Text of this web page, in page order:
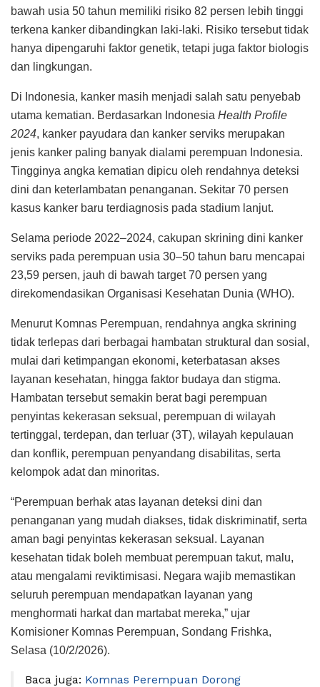
bawah usia 50 tahun memiliki risiko 82 persen lebih tinggi
terkena kanker dibandingkan laki-laki. Risiko tersebut tidak
hanya dipengaruhi faktor genetik, tetapi juga faktor biologis
dan lingkungan.
Di Indonesia, kanker masih menjadi salah satu penyebab
utama kematian. Berdasarkan Indonesia Health Profile
2024, kanker payudara dan kanker serviks merupakan
jenis kanker paling banyak dialami perempuan Indonesia.
Tingginya angka kematian dipicu oleh rendahnya deteksi
dini dan keterlambatan penanganan. Sekitar 70 persen
kasus kanker baru terdiagnosis pada stadium lanjut.
Selama periode 2022–2024, cakupan skrining dini kanker
serviks pada perempuan usia 30–50 tahun baru mencapai
23,59 persen, jauh di bawah target 70 persen yang
direkomendasikan Organisasi Kesehatan Dunia (WHO).
Menurut Komnas Perempuan, rendahnya angka skrining
tidak terlepas dari berbagai hambatan struktural dan sosial,
mulai dari ketimpangan ekonomi, keterbatasan akses
layanan kesehatan, hingga faktor budaya dan stigma.
Hambatan tersebut semakin berat bagi perempuan
penyintas kekerasan seksual, perempuan di wilayah
tertinggal, terdepan, dan terluar (3T), wilayah kepulauan
dan konflik, perempuan penyandang disabilitas, serta
kelompok adat dan minoritas.
“Perempuan berhak atas layanan deteksi dini dan
penanganan yang mudah diakses, tidak diskriminatif, serta
aman bagi penyintas kekerasan seksual. Layanan
kesehatan tidak boleh membuat perempuan takut, malu,
atau mengalami reviktimisasi. Negara wajib memastikan
seluruh perempuan mendapatkan layanan yang
menghormati harkat dan martabat mereka,” ujar
Komisioner Komnas Perempuan, Sondang Frishka,
Selasa (10/2/2026).
Baca juga: Komnas Perempuan Dorong